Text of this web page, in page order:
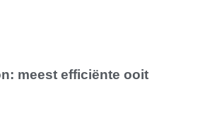
meest efficiënte ooit